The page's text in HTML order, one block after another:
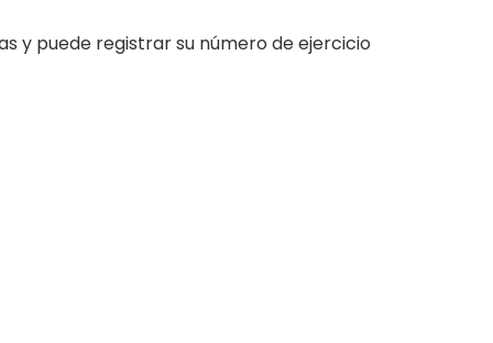
y puede registrar su número de ejercicio